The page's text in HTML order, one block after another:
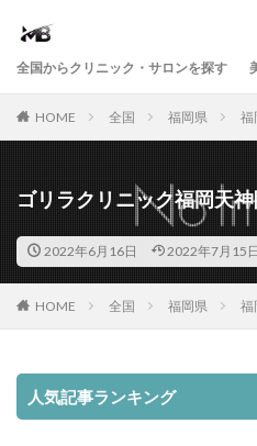
全国からクリニック・サロンを探す
HOME 全国 福岡県 福
ゴリラクリニック福岡天
2022年6月16日 2022年7月15日
HOME 全国 福岡県 福
人気記事ランキング